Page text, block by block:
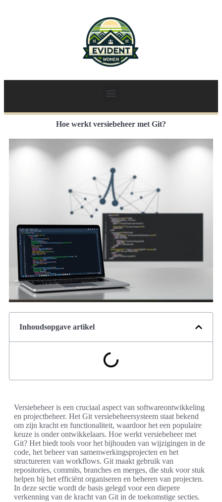
Hoe werkt versiebeheer met Git?
Inhoudsopgave artikel
Versiebeheer is een cruciaal aspect van softwareontwikkeling
en projectbeheer. Het Git versiebeheersysteem staat bekend
om zijn kracht en functionaliteit, waardoor het een populaire
keuze is onder ontwikkelaars. Hoe werkt versiebeheer met
Git? Het biedt tools voor het bijhouden van wijzigingen in de
code, het beheer van samenwerkingsprojecten en het
structureren van workflows. Git maakt gebruik van
repositories, commits, branches en merges, die stuk voor stuk
helpen bij het efficiënt organiseren en beheren van projecten.
In deze sectie wordt de basis gelegd voor een diepere
verkenning van de kracht van Git in de toekomstige secties.